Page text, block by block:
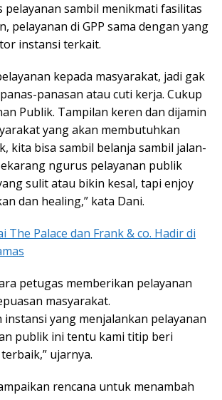
pelayanan sambil menikmati fasilitas
pelayanan di GPP sama dengan yang
instansi terkait.
kepada masyarakat, jadi gak
panasan atau cuti kerja. Cukup
Publik. Tampilan keren dan dijamin
yang akan membutuhkan
kita bisa sambil belanja sambil jalan-
ngurus pelayanan publik
sulit atau bikin kesal, tapi enjoy
dan healing,” kata Dani.
The Palace dan Frank & co. Hadir di
petugas memberikan pelayanan
masyarakat.
instansi yang menjalankan pelayanan
publik ini tentu kami titip beri
ujarnya.
rencana untuk menambah